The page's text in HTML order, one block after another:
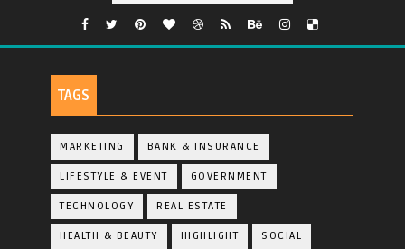
TAGS
MARKETING BANK & INSURANCE
LIFESTYLE & EVENT GOVERNMENT
TECHNOLOGY REAL ESTATE
HEALTH & BEAUTY HIGHLIGHT SOCIAL